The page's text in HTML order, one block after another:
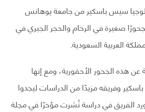
سيس باسكير من جامعة يوهانس
جحورًا صغيرة في الرخام والحجر الجيري في
العربية السعودية.
هذه الجحور الأحفورية، ومع إنها
وفريقه مزيدًا من الدراسات ليجدوا
الفريق في دراسة نُشرت مؤخرًا في مجلة